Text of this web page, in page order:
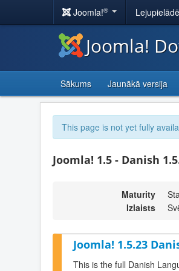
Joomla!®
Joomla!
Sākums Jaunākā versija
This page is not yet fully
Joomla! 1.5 - Danish
Maturity
Izlaists
Joomla! 1.5.23
This is the full Danish